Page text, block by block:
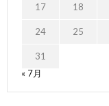
17 18
24 25
31
« 7月